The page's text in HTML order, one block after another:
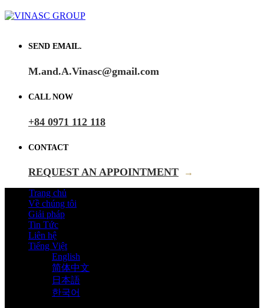
SEND EMAIL.
M.and.A.Vinasc@gmail.com
CALL NOW
+84 0971 112 118
CONTACT
REQUEST AN APPOINTMENT →
Trang chủ
Về chúng tôi
Giải pháp
Tin Tức
Liên hệ
Tiếng Việt
English
简体中文
日本語
한국어